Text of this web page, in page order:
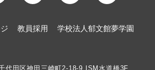
教員採用 学校法人郁文館夢学園